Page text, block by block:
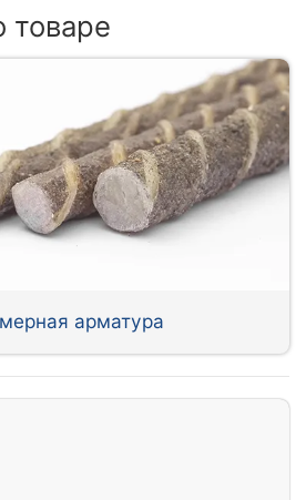
товаре
арматура